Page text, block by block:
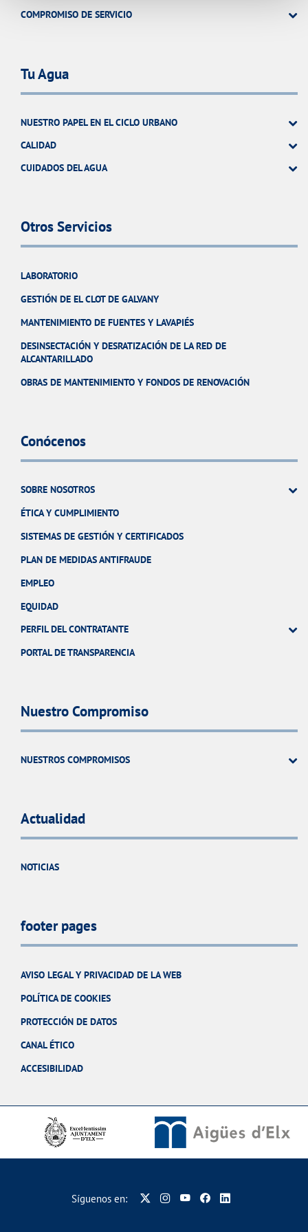
COMPROMISO DE SERVICIO
Tu Agua
NUESTRO PAPEL EN EL CICLO URBANO
CALIDAD
CUIDADOS DEL AGUA
Otros Servicios
LABORATORIO
GESTIÓN DE EL CLOT DE GALVANY
MANTENIMIENTO DE FUENTES Y LAVAPIÉS
DESINSECTACIÓN Y DESRATIZACIÓN DE LA RED DE
ALCANTARILLADO
OBRAS DE MANTENIMIENTO Y FONDOS DE RENOVACIÓN
Conócenos
SOBRE NOSOTROS
ÉTICA Y CUMPLIMIENTO
SISTEMAS DE GESTIÓN Y CERTIFICADOS
PLAN DE MEDIDAS ANTIFRAUDE
EMPLEO
EQUIDAD
PERFIL DEL CONTRATANTE
PORTAL DE TRANSPARENCIA
Nuestro Compromiso
NUESTROS COMPROMISOS
Actualidad
NOTICIAS
footer pages
AVISO LEGAL Y PRIVACIDAD DE LA WEB
POLÍTICA DE COOKIES
PROTECCIÓN DE DATOS
CANAL ÉTICO
ACCESIBILIDAD
Síguenos en: